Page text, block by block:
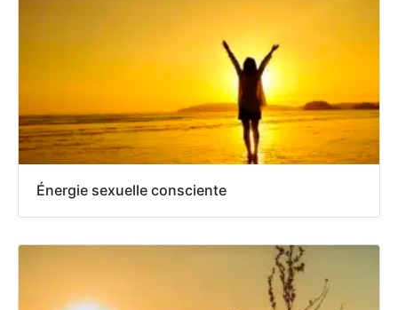
Énergie sexuelle consciente